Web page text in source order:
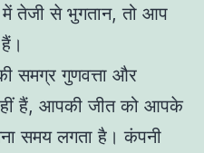
तेजी से भुगतान, तो आप
समग्र गुणवत्ता और
हैं, आपकी जीत को आपके
समय लगता है। कंपनी